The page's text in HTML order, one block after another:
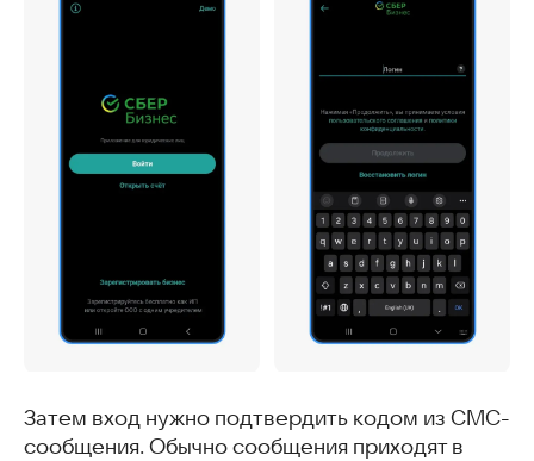
Затем вход нужно подтвердить кодом из СМС-
сообщения. Обычно сообщения приходят в